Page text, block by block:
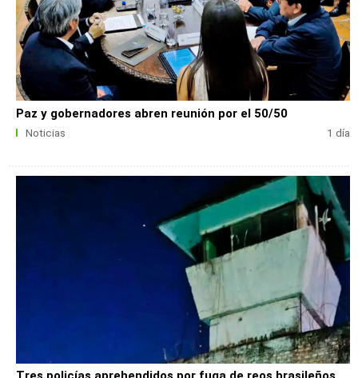
Paz y gobernadores abren reunión por el 50/50
Noticias 1 día